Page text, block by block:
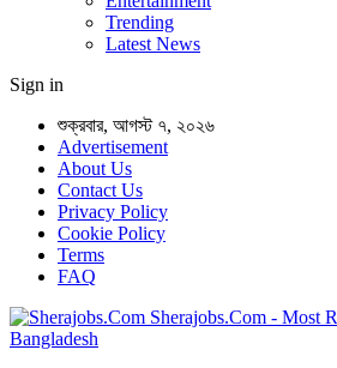
Trending
Latest News
Sign in
শুক্রবার, আগস্ট ৭, ২০২৬
Advertisement
About Us
Contact Us
Privacy Policy
Cookie Policy
Terms
FAQ
Sherajobs.Com - Most
Bangladesh